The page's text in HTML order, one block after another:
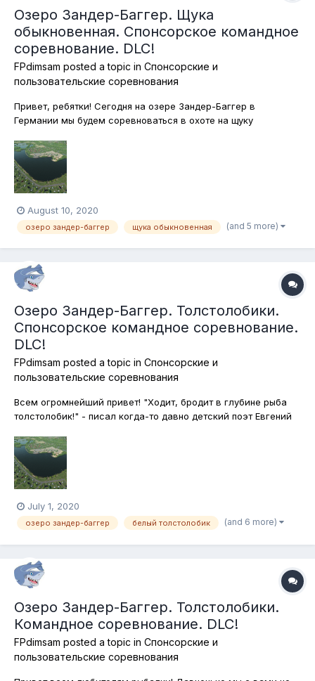
Озеро Зандер-Баггер. Щука
обыкновенная. Спонсорское командное
соревнование. DLC!
FPdimsam posted a topic in Спонсорские и
пользовательские соревнования
Привет, ребятки! Сегодня на озере Зандер-Баггер в
Германии мы будем соревноваться в охоте на щуку
тему,показывал,где можно ловить щуку, так что можете
посмотреть. Ловим, естетственно, на спиннинг, без
подставое, лодки - на здоровье!...
August 10, 2020
озеро зандер-баггер щука обыкновенная (and 5 more)
Озеро Зандер-Баггер. Толстолобики.
Спонсорское командное соревнование.
DLC!
FPdimsam posted a topic in Спонсорские и
пользовательские соревнования
Всем огромнейший привет! "Ходит, бродит в глубине рыба
толстолобик!" - писал когда-то давно детский поэт Евгений
добывает себе пищу в верхних слоях воды и питается
планктоном и всякой растительной всячиной. Об этом
необходимо помнить, отправляя...
July 1, 2020
озеро зандер-баггер белый толстолобик (and 6 more)
Озеро Зандер-Баггер. Толстолобики.
Командное соревнование. DLC!
FPdimsam posted a topic in Спонсорские и
пользовательские соревнования